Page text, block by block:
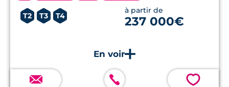
T2 T3 T4
à partir de
237 000€
💗